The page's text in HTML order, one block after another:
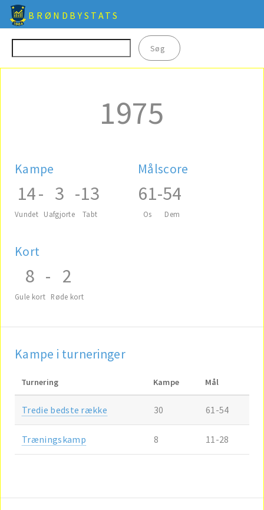
BRØNDBYSTATS
1975
Kampe
14
Vundet
- 3
Uafgjorte
-13
Tabt
Målscore
61
Os
-54
Dem
Kort
8
Gule kort
- 2
Røde kort
Kampe i turneringer
Turnering Kampe Mål
Tredie bedste række 30 61-54
Træningskamp 8 11-28